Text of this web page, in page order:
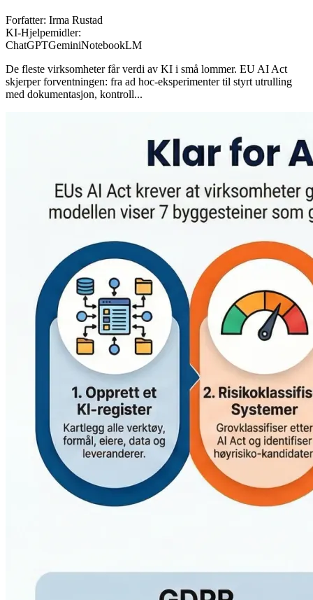
Forfatter: Irma Rustad
KI-Hjelpemidler:
ChatGPTGeminiNotebookLM
De fleste virksomheter får verdi av KI i små lommer. EU AI Act
skjerper forventningen: fra ad hoc-eksperimenter til styrt utrulling
med dokumentasjon, kontroll...